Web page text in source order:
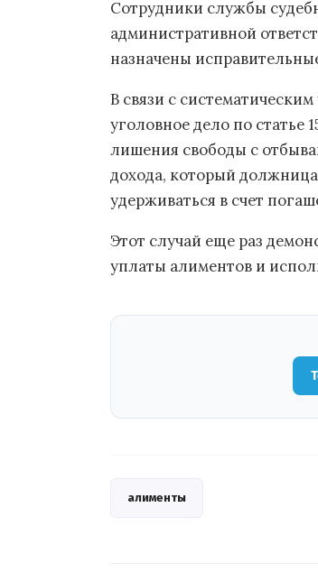
Сотрудники службы
административной
назначены
В связи с
уголовное дело по
лишения свободы с
дохода, который должница
удерживаться в счет
Этот случай еще раз
уплаты алиментов и
алименты